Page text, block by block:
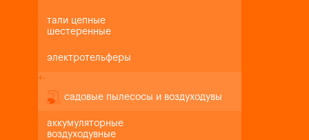
тали цепные
шестеренные
электротельферы
+-
садовые пылесосы и воздуходувы
аккумуляторные
воздуходувные